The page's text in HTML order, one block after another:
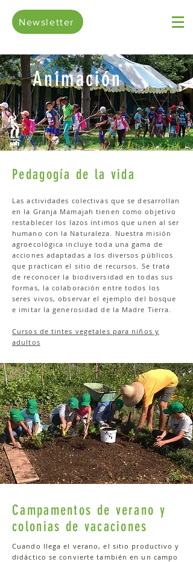
Newsletter
Animación
Pedagogía de la vida
Las actividades colectivas que se desarrollan
en la Granja Mamajah tienen como objetivo
restablecer los lazos íntimos que unen al ser
humano con la Naturaleza. Nuestra misión
agroecológica incluye toda una gama de
acciones adaptadas a los diversos públicos
que practican el sitio de recursos. Se trata
de reconocer la biodiversidad en todas sus
formas, la colaboración entre todos los
seres vivos, observar el ejemplo del bosque
e imitar la generosidad de la Madre Tierra.
Cursos de tintes vegetales para niños y
adultos
Campamentos de verano y
colonias de vacaciones
Cuando llega el verano, el sitio productivo y
didáctico se convierte también en un campo